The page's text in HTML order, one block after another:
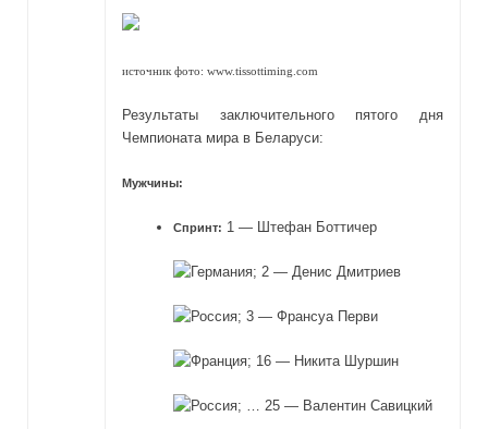
источник фото: www.tissottiming.com
Результаты заключительного пятого дня
Чемпионата мира в Беларуси:
Мужчины:
Спринт: 1 — Штефан Боттичер
; 2 — Денис Дмитриев
; 3 — Франсуа Перви
; 16 — Никита Шуршин
; … 25 — Валентин Савицкий